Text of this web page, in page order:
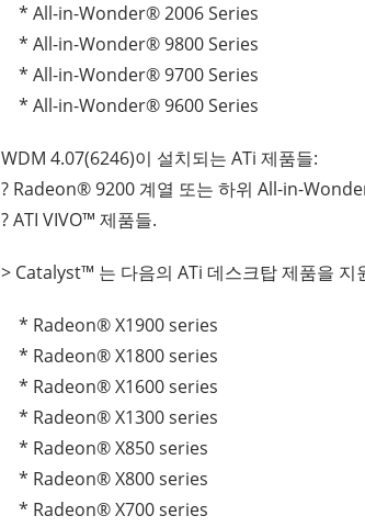
* All-in-Wonder® 2006 Series
* All-in-Wonder® 9800 Series
* All-in-Wonder® 9700 Series
* All-in-Wonder® 9600 Series
WDM 4.07(6246)이 설치되는 ATi 제품들:
? Radeon® 9200 계열 또는 하위 All-in-
? ATI VIVO™ 제품들.
> Catalyst™ 는 다음의 ATi 데스크탑 제품을 지
* Radeon® X1900 series
* Radeon® X1800 series
* Radeon® X1600 series
* Radeon® X1300 series
* Radeon® X850 series
* Radeon® X800 series
* Radeon® X700 series